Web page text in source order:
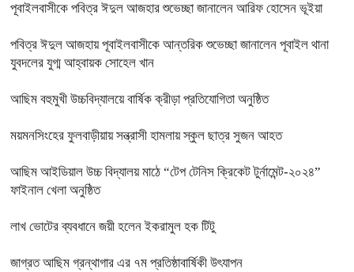
পূবাইলবাসীকে পবিত্র ঈদুল আজহার শুভেচ্ছা জানালেন আরিফ হোসেন ভূইয়া
পবিত্র ঈদুল আজহায় পূবাইলবাসীকে আন্তরিক শুভেচ্ছা জানালেন পূবাইল থানা
যুবদলের যুগ্ম আহ্বায়ক সোহেল খান
আছিম বহুমুখী উচ্চবিদ্যালয়ে বার্ষিক ক্রীড়া প্রতিযোগিতা অনুষ্ঠিত
ময়মনসিংহের ফুলবাড়ীয়ায় সন্ত্রাসী হামলায় স্কুল ছাত্র সুজন আহত
আছিম আইডিয়াল উচ্চ বিদ্যালয় মাঠে “টেপ টেনিস ক্রিকেট টুর্নামেন্ট-২০২৪”
ফাইনাল খেলা অনুষ্ঠিত
লাখ ভোটের ব্যবধানে জয়ী হলেন ইকরামুল হক টিটু
জাগ্রত আছিম গ্রন্থাগার এর ৭ম প্রতিষ্ঠাবার্ষিকী উৎযাপন